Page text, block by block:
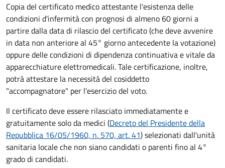
Copia del certificato medico attestante l'esistenza delle
condizioni d'infermità con prognosi di almeno 60 giorni a
partire dalla data di rilascio del certificato (che deve avvenire
in data non anteriore al 45° giorno antecedente la votazione)
oppure delle condizioni di dipendenza continuativa e vitale da
apparecchiature elettromedicali.Tale certificazione, inoltre,
potrà attestare la necessità del cosiddetto
"accompagnatore" per l'esercizio del voto.
Il certificato deve essere rilasciato immediatamente e
gratuitamente solo da medici (Decreto del Presidente della
Repubblica 16/05/1960, n. 570, art. 41) selezionati dall'unità
sanitaria locale che non siano candidati o parenti fino al 4°
grado di candidati.